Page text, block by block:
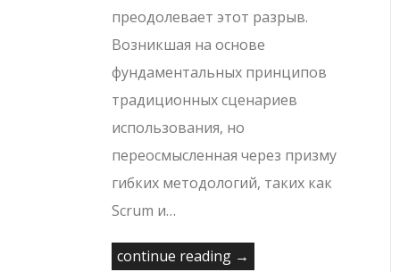
преодолевает этот разрыв.
Возникшая на основе
фундаментальных принципов
традиционных сценариев
использования, но
переосмысленная через призму
гибких методологий, таких как
Scrum и…
continue reading →